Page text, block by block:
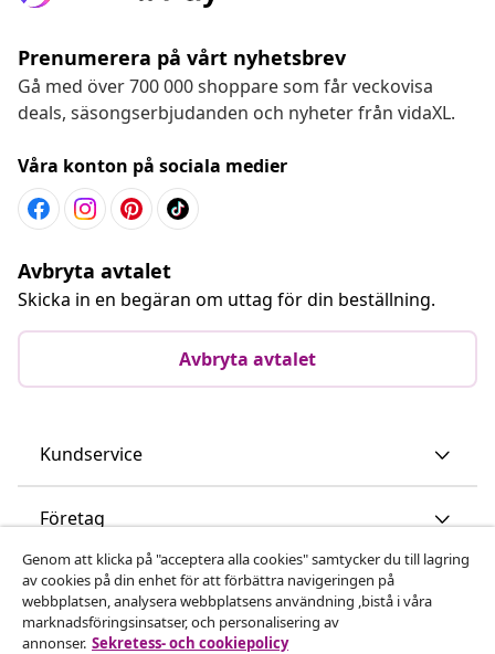
Prenumerera på vårt nyhetsbrev
Gå med över 700 000 shoppare som får veckovisa
deals, säsongserbjudanden och nyheter från vidaXL.
Våra konton på sociala medier
Avbryta avtalet
Skicka in en begäran om uttag för din beställning.
Avbryta avtalet
Kundservice
Företag
vidaXL
Upptäck mer
Genom att klicka på "acceptera alla cookies" samtycker du till lagring
av cookies på din enhet för att förbättra navigeringen på
webbplatsen, analysera webbplatsens användning ,bistå i våra
marknadsföringsinsatser, och personalisering av
annonser. Sekretess- och cookiepolicy